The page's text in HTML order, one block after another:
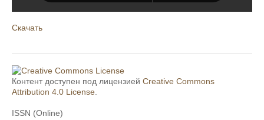
Скачать
Контент доступен под лицензией Creative Commons
Attribution 4.0 License
ISSN (Online)